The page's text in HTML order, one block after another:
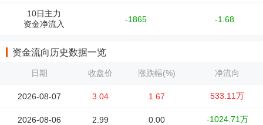
10日主力
资金净流入
-1865 -1.68
资金流向历史数据一览
日期 收盘价 涨跌幅(%) 净流向
2026-08-07 3.04 1.67 533.11万
2026-08-06 2.99 0.00 -1024.71万